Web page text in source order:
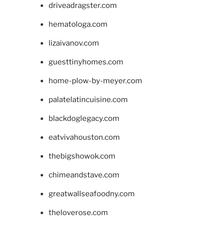
driveadragster.com
hematologa.com
lizaivanov.com
guesttinyhomes.com
home-plow-by-meyer.com
palatelatincuisine.com
blackdoglegacy.com
eatvivahouston.com
thebigshowok.com
chimeandstave.com
greatwallseafoodny.com
theloverose.com